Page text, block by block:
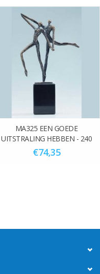
MA325 EEN GOEDE
UITSTRALING HEBBEN - 240
MM
€74,35